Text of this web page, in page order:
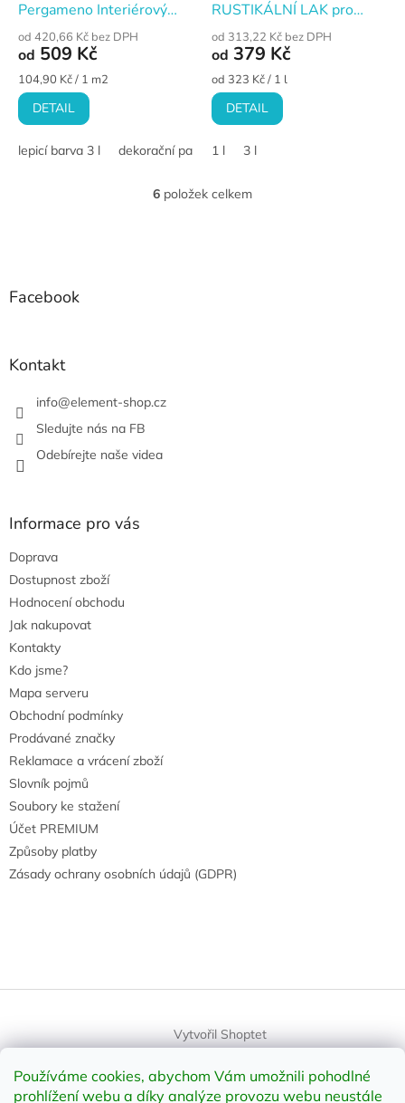
Používáme cookies, abychom Vám umožnili pohodlné
prohlížení webu a díky analýze provozu webu neustále
Pergameno Interiérový
dekorační systém
od 420,66 Kč bez DPH
od 509 Kč
Měrná
cena:
104,90 Kč / 1 m2
DETAIL
lepicí barva 3 l dekorační papír 10 x 1 m
RUSTIKÁLNÍ LAK pro
dekorační systémy
od 313,22 Kč bez DPH
od 379 Kč
Měrná
cena:
od 323 Kč / 1 l
DETAIL
1 l 3 l
O
6 položek celkem
Facebook
Kontakt
info@element-shop.cz
Sledujte nás na FB
Odebírejte naše videa
Informace pro vás
Doprava
Dostupnost zboží
Hodnocení obchodu
Jak nakupovat
Kontakty
Kdo jsme?
Mapa serveru
Obchodní podmínky
Prodávané značky
Reklamace a vrácení zboží
Slovník pojmů
Soubory ke stažení
Účet PREMIUM
Způsoby platby
Zásady ochrany osobních údajů (GDPR)
Vytvořil Shoptet
Copyright 2026 element-shop.cz
. Všechna práva vyhrazena.